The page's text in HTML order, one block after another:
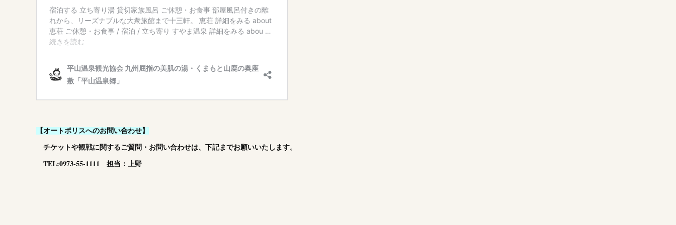
【オートポリスへのお問い合わせ】
チケットや観戦に関するご質問 ・お問い合わせは、下記までお願いいたします。
TEL:0973-55-1111 担当：上野